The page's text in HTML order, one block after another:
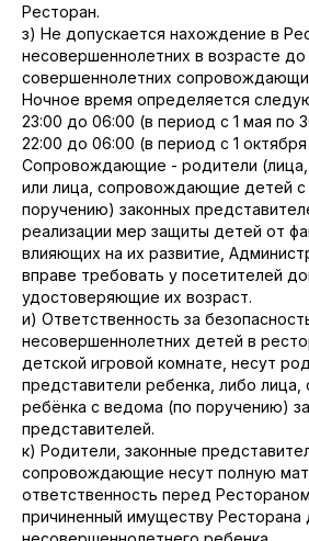
Ресторан.
з) Не допускается нахождение в
несовершеннолетних в возрасте до
совершеннолетних
Ночное время определяется
23:00 до 06:00 (в период с 1 мая по
22:00 до 06:00 (в период с 1
Сопровождающие - родители
или лица, сопровождающие детей
поручению) законных
реализации мер защиты детей от
влияющих на их развитие,
вправе требовать у посетителей
удостоверяющие их возраст.
и) Ответственность за
несовершеннолетних детей в
детской игровой комнате, несут
представители ребенка, либо
ребёнка с ведома (по поручению)
представителей.
к) Родители, законные
сопровождающие несут полную
ответственность перед
причиненный имуществу Ресторана